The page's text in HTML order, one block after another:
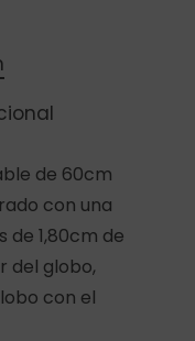
de 60cm
con una
de 1,80cm de
del globo,
con el